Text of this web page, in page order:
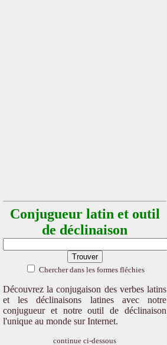
Conjugueur latin et outil
de déclinaison
Chercher dans les formes fléchies
Découvrez la conjugaison des verbes latins
et les déclinaisons latines avec notre
conjugueur et notre outil de déclinaison
l'unique au monde sur Internet.
continue ci-dessous